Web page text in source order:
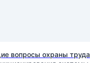
вопросы охраны труда